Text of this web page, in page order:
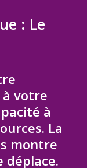
: Le
à votre
à
La
montre
déplace.